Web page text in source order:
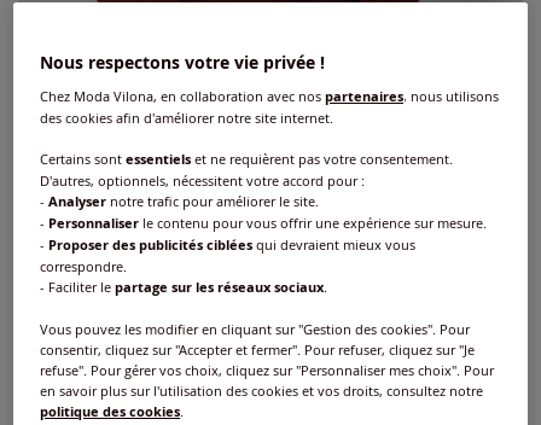
Pull à manches longues col à revers
élégant
Réf : 267.386.013
Couleur :rouge foncé
Nous respectons votre vie privée !
Chez Moda Vilona, en collaboration avec nospartenaires, nous utilisons
des cookies afin d'améliorer notre site internet.
Certains sontessentiels et ne requièrent pas votre consentement.
D'autres, optionnels, nécessitent votre accord pour :
-Analyser notre trafic pour améliorer le site.
- Personnaliser le contenu pour vous offrir une expérience sur mesure.
- Proposer des publicités ciblées qui devraient mieux vous
correspondre.
- Faciliter lepartage sur les réseaux sociaux
Vous pouvez les modifier en cliquant sur "Gestion des cookies". Pour
consentir, cliquez sur "Accepter et fermer". Pour refuser, cliquez sur "Je
refuse". Pour gérer vos choix, cliquez sur "Personnaliser mes choix". Pour
en savoir plus sur l'utilisation des cookies et vos droits, consultez notre
politique des cookies